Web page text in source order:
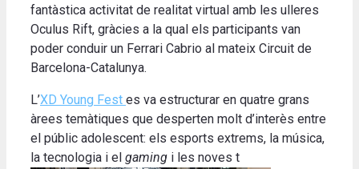
fantàstica activitat de realitat virtual amb les ulleres
Oculus Rift, gràcies a la qual els participants van
poder conduir un Ferrari Cabrio al mateix Circuit de
Barcelona-Catalunya.
L’XD Young Fest es va estructurar en quatre grans
àrees temàtiques que desperten molt d’interès entre
el públic adolescent: els esports extrems, la música,
la tecnologia i el gaming i les noves t